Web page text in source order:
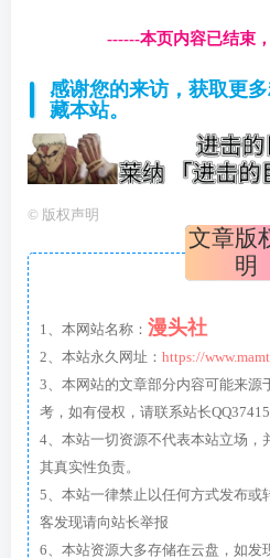
------本页内容已结束
感谢您的来访，获取更
藏本站。
© 版权声明
文章版
明
1、本网站名称： 漫头社
2、本站永久网址： https://
3、本网站的文章部分内容可能来源
考，如有侵权，请联系站长
4、本站一切资源不代表本站立场，
其真实性负责。
5、本站一律禁止以任何方式发布或
客发现请向站长举报
6、本站资源大多存储在云盘，如发